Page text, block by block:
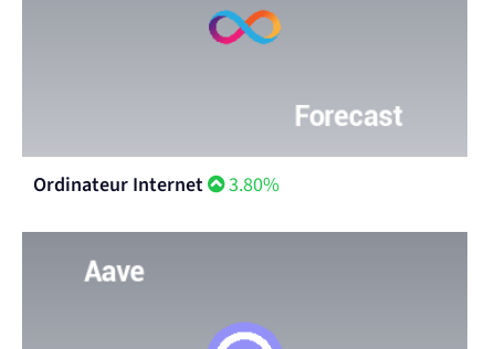
Ordinateur Internet 3.80%